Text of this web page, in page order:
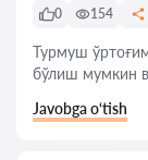
0
154
Турмуш
бўлиш мумкин
Javobga o‘tish